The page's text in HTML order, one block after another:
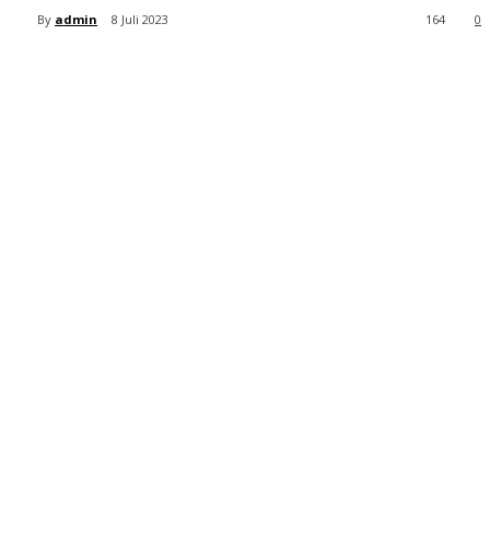
By admin 8 Juli 2023 0
164